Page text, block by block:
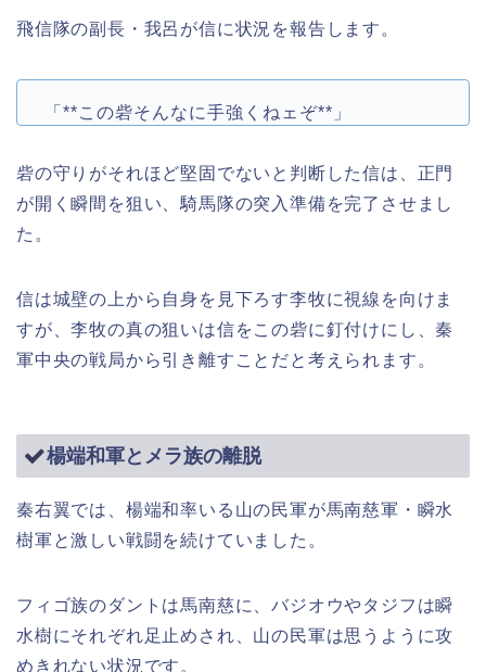
飛信隊の副長・我呂が信に状況を報告します。
「**この砦そんなに手強くねェぞ**」
砦の守りがそれほど堅固でないと判断した信は、正門
が開く瞬間を狙い、騎馬隊の突入準備を完了させまし
た。
信は城壁の上から自身を見下ろす李牧に視線を向けま
すが、李牧の真の狙いは信をこの砦に釘付けにし、秦
軍中央の戦局から引き離すことだと考えられます。
楊端和軍とメラ族の離脱
秦右翼では、楊端和率いる山の民軍が馬南慈軍・瞬水
樹軍と激しい戦闘を続けていました。
フィゴ族のダントは馬南慈に、バジオウやタジフは瞬
水樹にそれぞれ足止めされ、山の民軍は思うように攻
めきれない状況です。